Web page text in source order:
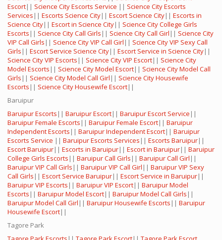
Escort|| Science City Escorts Service || Science City Escorts
Services || Escorts Science City|| Escort Science City|| Escorts in
Science City|| Escort in Science City|| Science City College Girls
Escorts || Science City Call Girls || Science City Call Girl || Science City
VIP Call Girls || Science City VIP Call Girl || Science City VIP Sexy Call
Girls || Escort Service Science City|| Escort Service in Science City||
Science City VIP Escorts || Science City VIP Escort|| Science City
Model Escorts || Science City Model Escort|| Science City Model Call
Girls || Science City Model Call Girl || Science City Housewife
Escorts || Science City Housewife Escort||
Baruipur
Baruipur Escorts || Baruipur Escort|| Baruipur Escort Service ||
Baruipur Female Escorts || Baruipur Female Escort|| Baruipur
Independent Escorts || Baruipur Independent Escort|| Baruipur
Escorts Service || Baruipur Escorts Services || Escorts Baruipur||
Escort Baruipur|| Escorts in Baruipur|| Escort in Baruipur|| Baruipur
College Girls Escorts || Baruipur Call Girls || Baruipur Call Girl ||
Baruipur VIP Call Girls || Baruipur VIP Call Girl || Baruipur VIP Sexy
Call Girls || Escort Service Baruipur|| Escort Service in Baruipur||
Baruipur VIP Escorts || Baruipur VIP Escort|| Baruipur Model
Escorts || Baruipur Model Escort|| Baruipur Model Call Girls ||
Baruipur Model Call Girl || Baruipur Housewife Escorts || Baruipur
Housewife Escort||
Tagore Park